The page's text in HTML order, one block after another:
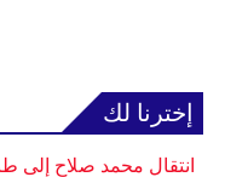
إخترنا لك
انتقال محمد صلاح إلى